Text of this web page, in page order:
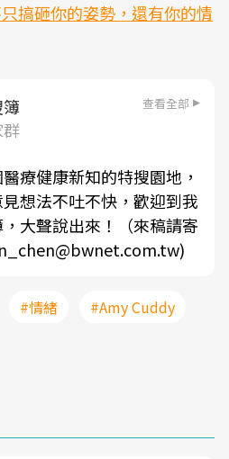
搞砸你的姿勢，還有你的情
查看全部
療健康新知的特搜園地，
想法不吐不快，歡迎到我
大聲說出來！（來稿請寄
#情緒
#Amy Cuddy